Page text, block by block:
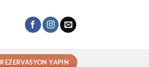
REZERVASYON YAPIN